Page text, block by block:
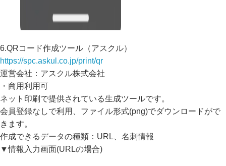
6.QRコード作成ツール（アスクル）
https://spc.askul.co.jp/print/qr
運営会社：アスクル株式会社
・商用利用可
ネット印刷で提供されている生成ツールです。
会員登録なしで利用、ファイル形式(png)でダウンロードがで
きます。
作成できるデータの種類：URL、名刺情報
▼情報入力画面(URLの場合)